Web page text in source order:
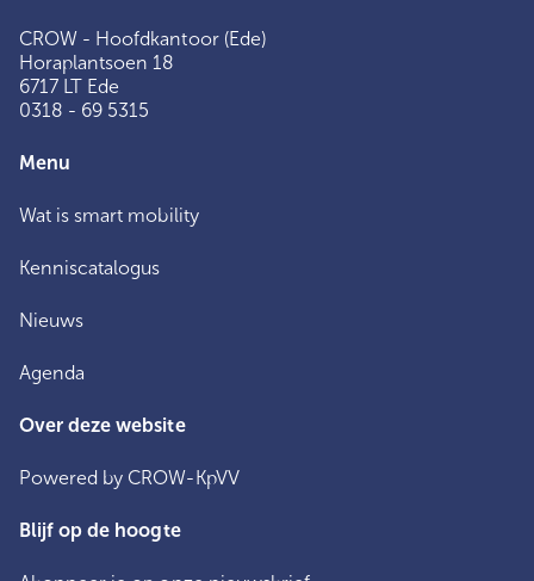
CROW - Hoofdkantoor (Ede)
Horaplantsoen 18
6717 LT Ede
0318 - 69 5315
Menu
Wat is smart mobility
Kenniscatalogus
Nieuws
Agenda
Over deze website
Powered by CROW-KpVV
Blijf op de hoogte